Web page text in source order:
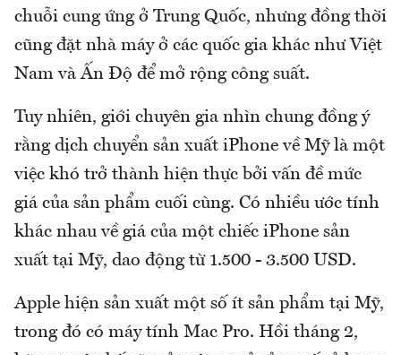
chuỗi cung ứng ở Trung Quốc, nhưng đồng thời
cũng đặt nhà máy ở các quốc gia khác như Việt
Nam và Ấn Độ để mở rộng công suất.
Tuy nhiên, giới chuyên gia nhìn chung đồng ý
rằng dịch chuyển sản xuất iPhone về Mỹ là một
việc khó trở thành hiện thực bởi vấn đề mức
giá của sản phẩm cuối cùng. Có nhiều ước tính
khác nhau về giá của một chiếc iPhone sản
xuất tại Mỹ, dao động từ 1.500 - 3.500 USD.
Apple hiện sản xuất một số ít sản phẩm tại Mỹ,
trong đó có máy tính Mac Pro. Hồi tháng 2,